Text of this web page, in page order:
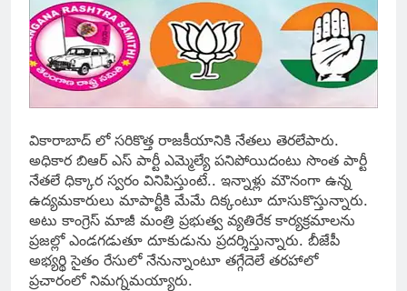
వికారాబాద్ లో స‌రికొత్త రాజ‌కీయానికి నేత‌లు తెర‌లేపారు.
అధికార బిఆర్ ఎస్ పార్టీ ఎమ్మెల్యే ప‌నిపోయిదంటు సొంత పార్టీ
నేత‌లే ధిక్కార స్వ‌రం వినిపిస్తుంటే.. ఇన్నాళ్లు మౌనంగా ఉన్న‌
ఉద్య‌మ‌కారులు మాపార్టీకి మేమే దిక్కంటూ దూసుకొస్తున్నారు.
అటు కాంగ్రెస్ మాజీ మంత్రి ప్ర‌భుత్వ వ్య‌తిరేక కార్య‌క్ర‌మాలను
ప్ర‌జ‌ల్లో ఎండ‌గ‌డుతూ దూకుడును ప్ర‌ద‌ర్శిస్తున్నారు. బీజేపీ
అభ్య‌ర్థి సైతం రేసులో నేనున్నాంటూ త‌గ్గేదెలే త‌ర‌హాలో
ప్ర‌చారంలో నిమ‌గ్న‌మ‌య్యారు.